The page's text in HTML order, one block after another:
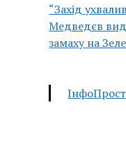
“Захід
Медведєв
замаху на